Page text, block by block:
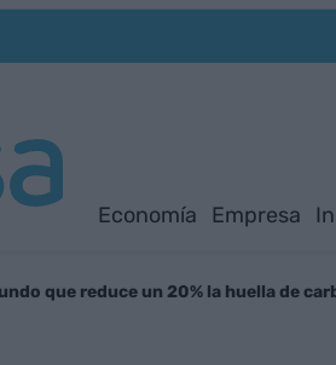
Economía Empresa
que reduce un 20% la huella de